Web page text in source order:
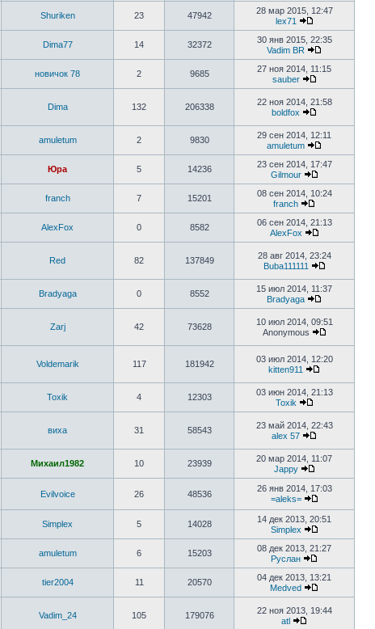
Shuriken 23 47942
28 мар 2015, 12:47
lex71
Dima77 14 32372
30 янв 2015, 22:35
Vadim BR
новичок 78 2 9685
27 ноя 2014, 11:15
sauber
Dima 132 206338
22 ноя 2014, 21:58
boldfox
amuletum 2 9830
29 сен 2014, 12:11
amuletum
Юра 5 14236
23 сен 2014, 17:47
Gilmour
franch 7 15201
08 сен 2014, 10:24
franch
AlexFox 0 8582
06 сен 2014, 21:13
AlexFox
Red 82 137849
28 авг 2014, 23:24
Buba111111
Bradyaga 0 8552
15 июл 2014, 11:37
Bradyaga
Zarj 42 73628
10 июл 2014, 09:51
Anonymous
Voldemarik 117 181942
03 июл 2014, 12:20
kitten911
Toxik 4 12303
03 июн 2014, 21:13
Toxik
виха 31 58543
23 май 2014, 22:43
alex 57
Михаил1982 10 23939
20 мар 2014, 11:07
Jappy
Evilvoice 26 48536
26 янв 2014, 17:03
=aleks=
Simplex 5 14028
14 дек 2013, 20:51
Simplex
amuletum 6 15203
08 дек 2013, 21:27
Руслан
tier2004 11 20570
04 дек 2013, 13:21
Medved
Vadim_24 105 179076
22 ноя 2013, 19:44
atl